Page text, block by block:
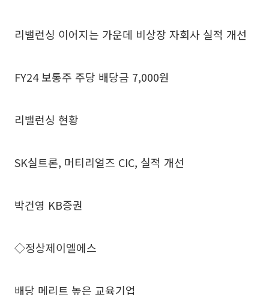
리밸런싱 이어지는 가운데 비상장 자회사 실적 개선
FY24 보통주 주당 배당금 7,000원
리밸런싱 현황
SK실트론, 머티리얼즈 CIC, 실적 개선
박건영 KB증권
◇정상제이엘에스
배당 메리트 높은 교육기업